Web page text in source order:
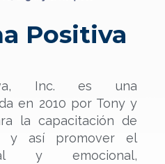
Positiva
Inc. es una
en 2010 por Tony y
la capacitación de
y así promover el
y emocional,